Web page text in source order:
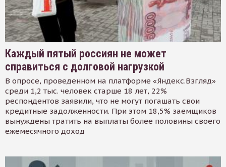
Каждый пятый россиян не может
справиться с долговой нагрузкой
В опросе, проведенном на платформе «Яндекс.Взгляд»
среди 1,2 тыс. человек старше 18 лет, 22%
респондентов заявили, что не могут погашать свои
кредитные задолженности. При этом 18,5% заемщиков
вынуждены тратить на выплаты более половины своего
ежемесячного доход